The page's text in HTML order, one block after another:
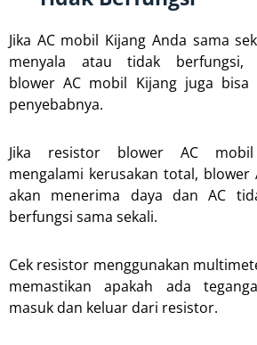
Jika AC mobil Kijang Anda sama
menyala atau tidak berfungsi,
blower AC mobil Kijang juga bisa
penyebabnya.
Jika resistor blower AC
mengalami kerusakan total, blower
akan menerima daya dan AC
berfungsi sama sekali.
Cek resistor menggunakan
memastikan apakah ada
masuk dan keluar dari resistor.